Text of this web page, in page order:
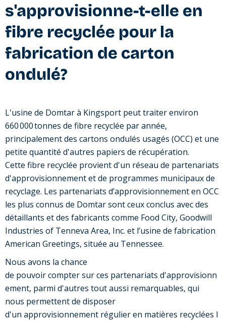
s'approvisionne-t-elle en
fibre recyclée pour la
fabrication de carton
ondulé?
L'usine de Domtar à Kingsport peut traiter environ
660 000 tonnes de fibre recyclée par année,
principalement des cartons ondulés usagés (OCC) et une
petite quantité d'autres papiers de récupération.
Cette fibre recyclée provient d'un réseau de partenariats
d'approvisionnement et de programmes municipaux de
recyclage. Les partenariats d’approvisionnement en OCC
les plus connus de Domtar sont ceux conclus avec des
détaillants et des fabricants comme Food City, Goodwill
Industries of Tenneva Area, Inc. et l’usine de fabrication
American Greetings, située au Tennessee.
Nous avons la chance
de pouvoir compter sur ces partenariats d'approvisionn
ement, parmi d'autres tout aussi remarquables, qui
nous permettent de disposer
d'un approvisionnement régulier en matières recyclées l